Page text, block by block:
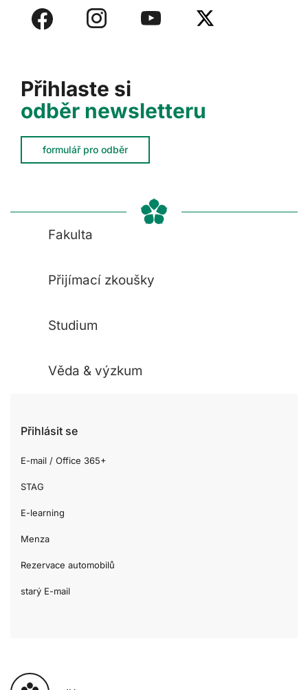
Přihlaste si
odběr newsletteru
formulář pro odběr
Fakulta
Přijímací zkoušky
Studium
Věda & výzkum
Přihlásit se
E-mail / Office 365+
STAG
E-learning
Menza
Rezervace automobilů
starý E-mail